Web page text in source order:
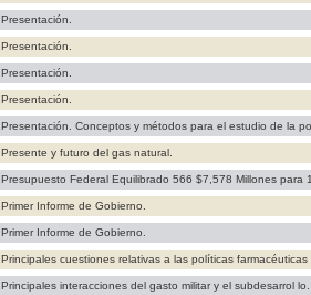
Presentación.
Presentación.
Presentación.
Presentación.
Presentación. Conceptos y métodos para el estudio de la
Presente y futuro del gas natural.
Presupuesto Federal Equilibrado 566 $7,578 Millones para
Primer Informe de Gobierno.
Primer Informe de Gobierno.
Principales cuestiones relativas a las políticas farmacéuticas
Principales interacciones del gasto militar y el subdesarrol